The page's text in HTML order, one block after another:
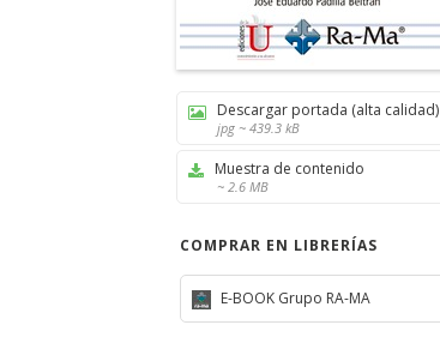
Descargar portada (alta calidad)
jpg ~ 439.3 kB
Muestra de contenido
~ 2.6 MB
COMPRAR EN LIBRERÍAS
E-BOOK Grupo RA-MA